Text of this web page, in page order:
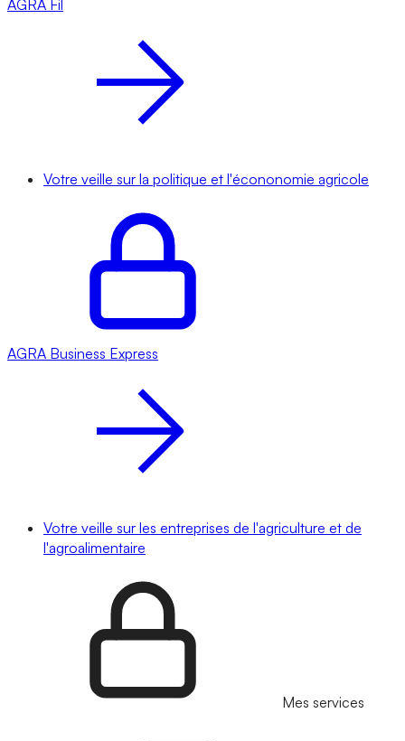
AGRA Fil
Votre veille sur la politique et l'écononomie agricole
AGRA Business Express
Votre veille sur les entreprises de l'agriculture et de
l'agroalimentaire
Mes services